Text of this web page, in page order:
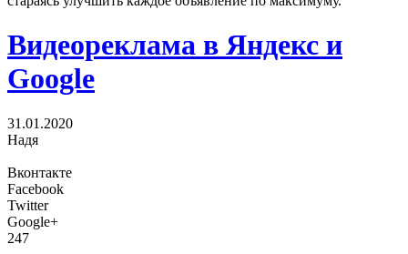
Видеореклама в Яндекс и
Google
31.01.2020
Надя
Вконтакте
Facebook
Twitter
Google+
247